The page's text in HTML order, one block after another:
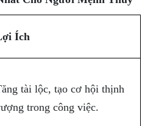
Ích
tài lộc, tạo cơ hội thịnh
trong công việc.